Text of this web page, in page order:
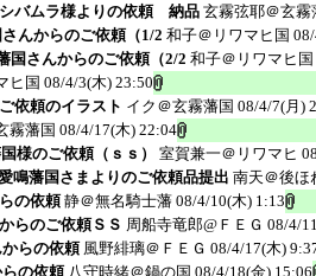
バムラ様よりの依頼 納品 玄霧弦耶＠玄霧
んからのご依頼（1/2 和子＠リワマヒ国
国さんからのご依頼（2/2 和子＠リワマヒ国
ヒ国 08/4/3(木) 23:50
依頼のイラスト イク＠玄霧藩国 08/4/7(月)
霧藩国 08/4/17(木) 22:04
様のご依頼（ｓｓ）
室賀兼一＠リワマヒ
鳴藩国さまよりのご依頼品提出 南天＠後ほ
の依頼 静＠無名騎士藩 08/4/10(木) 1:13
らのご依頼ＳＳ 周船寺竜郎@ＦＥＧ 08/4/
らの依頼 風野緋璃＠ＦＥＧ 08/4/17(木)
の依頼 八守時緒＠鍋の国 08/4/18(金) 15:06